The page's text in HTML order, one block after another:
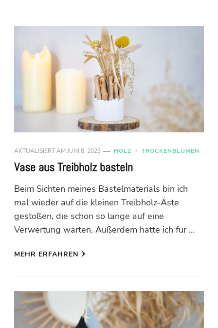
AKTUALISIERT AM JUNI 8, 2023 HOLZ TROCKENBLUMEN
Vase aus Treibholz basteln
Beim Sichten meines Bastelmaterials bin ich
mal wieder auf die kleinen Treibholz-Äste
gestoßen, die schon so lange auf eine
Verwertung warten. Außerdem hatte ich für …
MEHR ERFAHREN